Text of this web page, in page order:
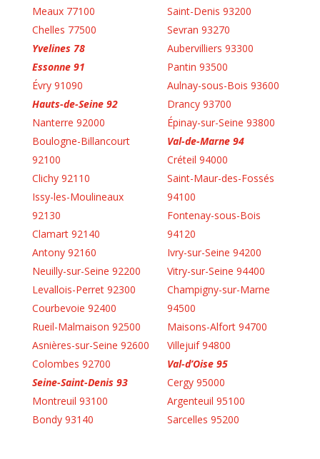
Meaux 77100
Chelles 77500
Yvelines 78
Essonne 91
Évry 91090
Hauts-de-Seine 92
Nanterre 92000
Boulogne-Billancourt
92100
Clichy 92110
Issy-les-Moulineaux
92130
Clamart 92140
Antony 92160
Neuilly-sur-Seine 92200
Levallois-Perret 92300
Courbevoie 92400
Rueil-Malmaison 92500
Asnières-sur-Seine 92600
Colombes 92700
Seine-Saint-Denis 93
Montreuil 93100
Bondy 93140
Saint-Denis 93200
Sevran 93270
Aubervilliers 93300
Pantin 93500
Aulnay-sous-Bois 93600
Drancy 93700
Épinay-sur-Seine 93800
Val-de-Marne 94
Créteil 94000
Saint-Maur-des-Fossés
94100
Fontenay-sous-Bois
94120
Ivry-sur-Seine 94200
Vitry-sur-Seine 94400
Champigny-sur-Marne
94500
Maisons-Alfort 94700
Villejuif 94800
Val-d’Oise 95
Cergy 95000
Argenteuil 95100
Sarcelles 95200